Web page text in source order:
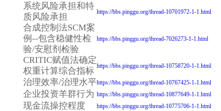
系统风险承担和特
质风险承担
https://bbs.pinggu.org/thread-10701972-1-1.html
合成控制法SCM案
例--包含稳健性检
验/安慰剂检验
https://bbs.pinggu.org/thread-7026273-1-1.html
CRITIC赋值法确定
权重计算综合指标 https://bbs.pinggu.org/thread-10758720-1-1.html
治理效率/治理水平https://bbs.pinggu.org/thread-10767425-1-1.html
企业投资羊群行为 https://bbs.pinggu.org/thread-10877649-1-1.html
现金流操控程度 https://bbs.pinggu.org/thread-10775706-1-1.html